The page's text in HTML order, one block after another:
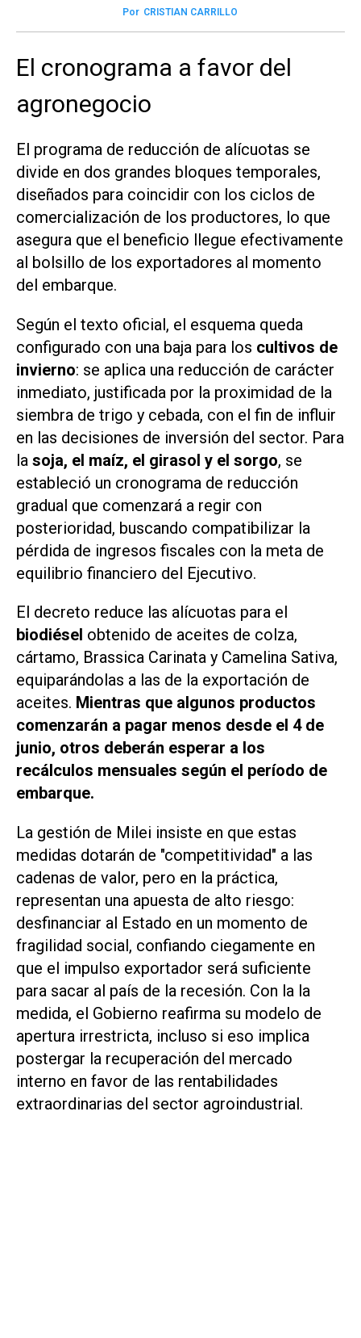
Por CRISTIAN CARRILLO
El cronograma a favor del
agronegocio
El programa de reducción de alícuotas se
divide en dos grandes bloques temporales,
diseñados para coincidir con los ciclos de
comercialización de los productores, lo que
asegura que el beneficio llegue efectivamente
al bolsillo de los exportadores al momento
del embarque.
Según el texto oficial, el esquema queda
configurado con una baja para los cultivos de
invierno: se aplica una reducción de carácter
inmediato, justificada por la proximidad de la
siembra de trigo y cebada, con el fin de influir
en las decisiones de inversión del sector. Para
la soja, el maíz, el girasol y el sorgo, se
estableció un cronograma de reducción
gradual que comenzará a regir con
posterioridad, buscando compatibilizar la
pérdida de ingresos fiscales con la meta de
equilibrio financiero del Ejecutivo.
El decreto reduce las alícuotas para el
biodiésel obtenido de aceites de colza,
cártamo, Brassica Carinata y Camelina Sativa,
equiparándolas a las de la exportación de
aceites. Mientras que algunos productos
comenzarán a pagar menos desde el 4 de
junio, otros deberán esperar a los
recálculos mensuales según el período de
embarque.
La gestión de Milei insiste en que estas
medidas dotarán de "competitividad" a las
cadenas de valor, pero en la práctica,
representan una apuesta de alto riesgo:
desfinanciar al Estado en un momento de
fragilidad social, confiando ciegamente en
que el impulso exportador será suficiente
para sacar al país de la recesión. Con la la
medida, el Gobierno reafirma su modelo de
apertura irrestricta, incluso si eso implica
postergar la recuperación del mercado
interno en favor de las rentabilidades
extraordinarias del sector agroindustrial.